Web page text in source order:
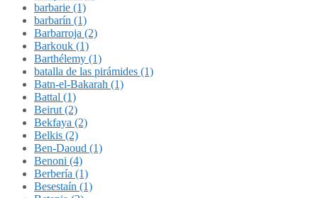
barbarie (1)
barbarín (1)
Barbarroja (2)
Barkouk (1)
Barthélemy (1)
batalla de las pirámides (1)
Batn-el-Bakarah (1)
Battal (1)
Beirut (2)
Bekfaya (2)
Belkis (2)
Ben-Daoud (1)
Benoni (4)
Berbería (1)
Besestaín (1)